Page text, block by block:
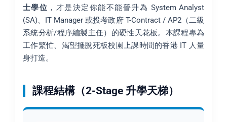
士學位 ，才是決定你能不能晉升為 System Analyst
(SA)、IT Manager 或投考政府 T-Contract / AP2（二級
系統分析/程序編製主任）的硬性天花板。本課程專為
工作繁忙、渴望擺脫死板校園上課時間的香港 IT 人量
身打造。
課程結構（2-Stage 升學天梯）